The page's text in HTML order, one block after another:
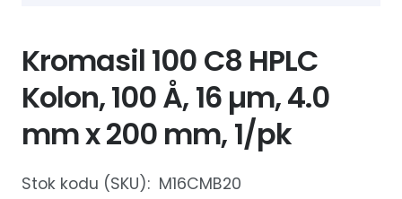
Kromasil 100 C8 HPLC
Kolon, 100 Å, 16 µm, 4.0
mm x 200 mm, 1/pk
Stok kodu (SKU): M16CMB20